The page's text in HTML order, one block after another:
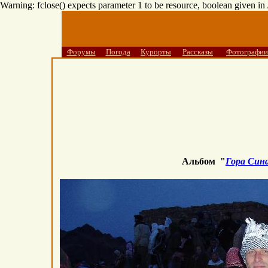
Warning: fclose() expects parameter 1 to be resource, boolean given
Форумы Погода Курорты Рассказы Фотографии
Альбом "Гора